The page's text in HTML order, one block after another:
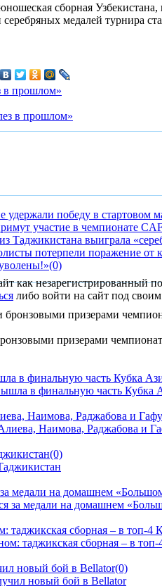
сборная
медалей турнира
в прошлом»
победу в стартовом
участие в чемпионате
Таджикистана выиграла
потерпели поражение от
(0)
как незарегистрированный
либо войти на сайт под
призерами
в финальную часть Кубка
Наимова, Раджабова и
(0)
за медали на домашнем
таджикская сборная – в топ-4
новый бой в Bellator(0)